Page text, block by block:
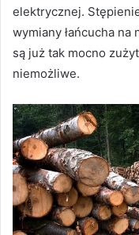
elektrycznej.
wymiany łańcucha
są już tak mocno
niemożliwe.